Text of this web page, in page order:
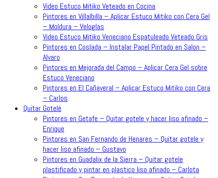
Video Estuco Mitiko Veteado en Cocina
Pintores en Villalbilla – Aplicar Estuco Mitiko con Cera Gel
– Moldura – Veloglas
Video Estuco Mitiko Veneciano Espatuleado Veteado Gris
Pintores en Coslada – Instalar Papel Pintado en Salon –
Alvaro
Pintores en Mejorada del Campo – Aplicar Cera Gel sobre
Estuco Veneciano
Pintores en El Cañaveral – Aplicar Estuco Mitiko con Cera
– Carlos
Quitar Gotelé
Pintores en Getafe – Quitar gotele y hacer liso afinado –
Enrique
Pintores en San Fernando de Henares – Quitar gotele y
hacer liso afinado – Gustavo
Pintores en Guadalix de la Sierra – Quitar gotele
plastificado y pintar en plastico liso afinado – Carlota